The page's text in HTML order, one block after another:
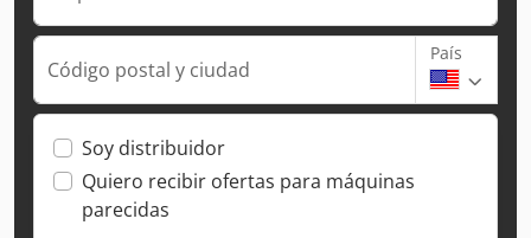
Código postal y ciudad
País
Soy distribuidor
Quiero recibir ofertas para máquinas
parecidas